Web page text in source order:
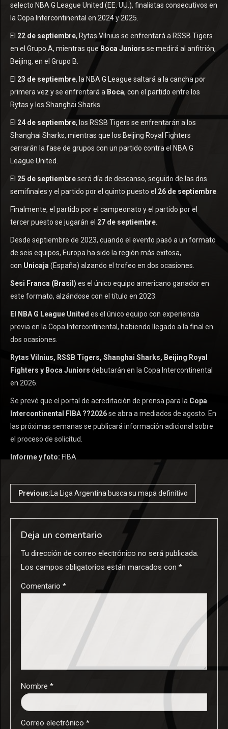
selecto NBA G League United (EE. UU.), finalistas consecutivos en
la Copa Intercontinental en 2024 y 2025.
El 22 de septiembre, Rytas Vilnius se enfrentará a RSSB Tigers
en el Grupo A, mientras que Boca Juniors se medirá al anfitrión,
Beijing, en el Grupo B.
El 23 de septiembre, la NBA G League saltará a la cancha por
primera vez y se enfrentará a Boca, con el partido entre los
Rytas y los Shanghai Sharks.
El 24 de septiembre, los RSSB Tigers se enfrentarán a los
Shanghai Sharks, mientras que los Beijing Royal Fighters
cerrarán la fase de grupos con un partido contra el NBA G
League United.
El 25 de septiembreserá día de descanso, seguido de las dos
semifinales y el partido por el quinto puesto el 26 de septiembre
Finalmente, el partido por el campeonato y el partido por el
tercer puesto se jugarán el 27 de septiembre
Desde septiembre de 2023, cuando el evento pasó a un formato
de seis equipos, Europa ha sido la región más exitosa,
con Unicaja (España) alzando el trofeo en dos ocasiones.
Sesi Franca (Brasil) es el único equipo americano ganador en
este formato, alzándose con el título en 2023.
El NBA G League United es el único equipo con experiencia
previa en la Copa Intercontinental, habiendo llegado a la final en
dos ocasiones.
Rytas Vilnius, RSSB Tigers, Shanghai Sharks, Beijing Royal
Fighters y Boca Juniors debutarán en la Copa Intercontinental
en 2026.
Se prevé que el portal de acreditación de prensa para la Copa
Intercontinental FIBA ??2026se abra a mediados de agosto. En
las próximas semanas se publicará información adicional sobre
el proceso de solicitud.
Informe y foto: FIBA
Previous: La Liga Argentina busca su mapa definitivo
Deja un comentario
Tu dirección de correo electrónico no será publicada.
Los campos obligatorios están marcados con *
Comentario *
Nombre *
Correo electrónico *